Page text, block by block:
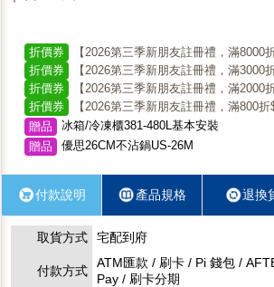
折價券
【2026第三季新朋友註冊禮，滿8000
折價券
【2026第三季新朋友註冊禮，滿3000
折價券
【2026第三季新朋友註冊禮，滿2000
折價券
【2026第三季新朋友註冊禮，滿800折
贈品
冰箱/冷凍櫃381-480L基本安裝
贈品
優思26CM不沾鍋US-26M
付款說明 產品規格 退換
取貨方式 宅配到府
付款方式
ATM匯款 / 刷卡 / Pi 錢包 /
Pay / 刷卡分期